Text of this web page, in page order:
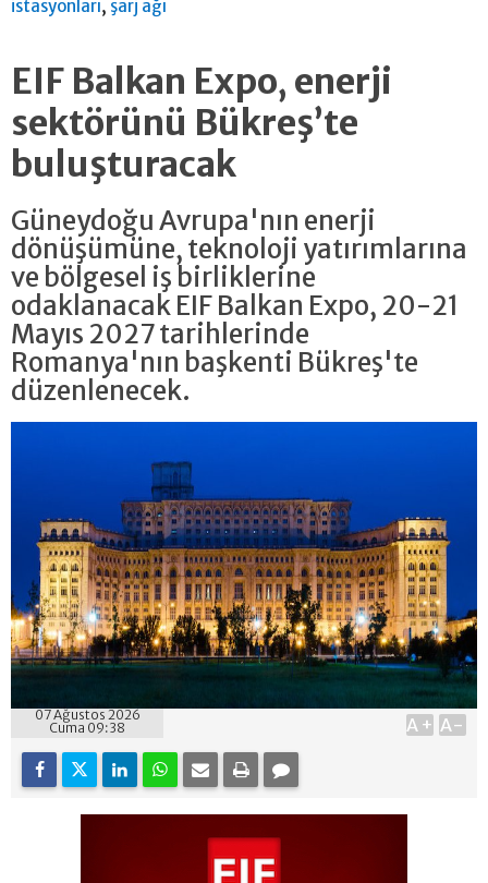
istasyonları, şarj ağı
EIF Balkan Expo, enerji
sektörünü Bükreş’te
buluşturacak
Güneydoğu Avrupa'nın enerji
dönüşümüne, teknoloji yatırımlarına
ve bölgesel iş birliklerine
odaklanacak EIF Balkan Expo, 20-21
Mayıs 2027 tarihlerinde
Romanya'nın başkenti Bükreş'te
düzenlenecek.
07 Ağustos 2026
Cuma 09:38
A+ A-